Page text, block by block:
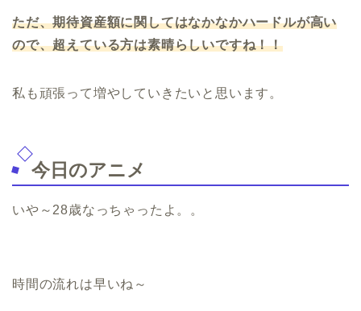
ただ、期待資産額に関してはなかなかハードルが高い
ので、超えている方は素晴らしいですね！！
私も頑張って増やしていきたいと思います。
今日のアニメ
いや～28歳なっちゃったよ。。
時間の流れは早いね～